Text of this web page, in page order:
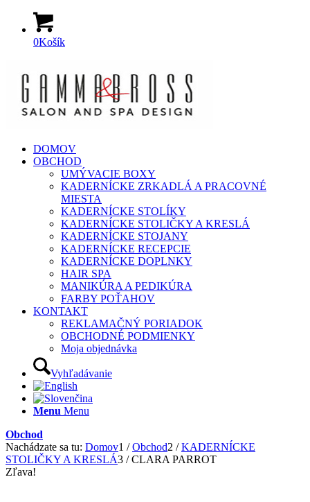
0Košík
DOMOV
OBCHOD
UMÝVACIE BOXY
KADERNÍCKE ZRKADLÁ A PRACOVNÉ
MIESTA
KADERNÍCKE STOLÍKY
KADERNÍCKE STOLIČKY A KRESLÁ
KADERNÍCKE STOJANY
KADERNÍCKE RECEPCIE
KADERNÍCKE DOPLNKY
HAIR SPA
MANIKÚRA A PEDIKÚRA
FARBY POŤAHOV
KONTAKT
REKLAMAČNÝ PORIADOK
OBCHODNÉ PODMIENKY
Moja objednávka
Vyhľadávanie
Menu Menu
Obchod
Nachádzate sa tu: Domov1 / Obchod2 / KADERNÍCKE
STOLIČKY A KRESLÁ3 / CLARA PARROT
Zľava!